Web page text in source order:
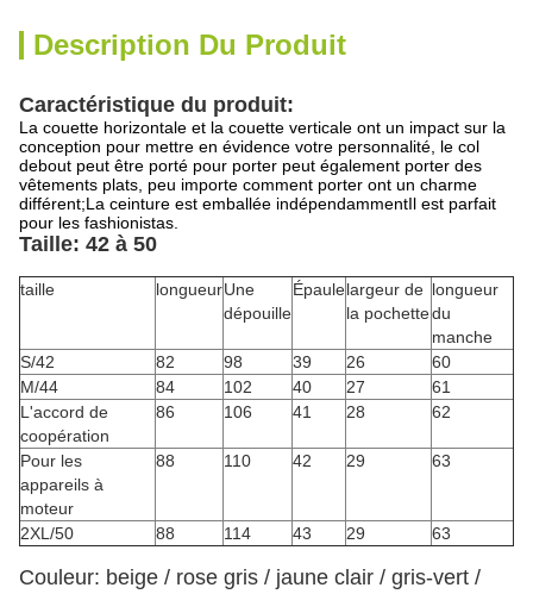
Description Du Produit
Caractéristique du produit:
La couette horizontale et la couette verticale ont un impact sur la
conception pour mettre en évidence votre personnalité, le col
debout peut être porté pour porter peut également porter des
vêtements plats, peu importe comment porter ont un charme
différent;La ceinture est emballée indépendammentIl est parfait
pour les fashionistas.
Taille: 42 à 50
taille longueurUne
dépouille
Épaulelargeur de
la pochette
longueur
du
manche
S/42
82 98 39 26
60
M/44
84 102 40 27
61
L'accord de
coopération
86 106 41 28 62
Pour les
appareils à
moteur
88 110 42 29 63
2XL/50 88 114 43 29 63
Couleur: beige / rose gris / jaune clair / gris-vert /